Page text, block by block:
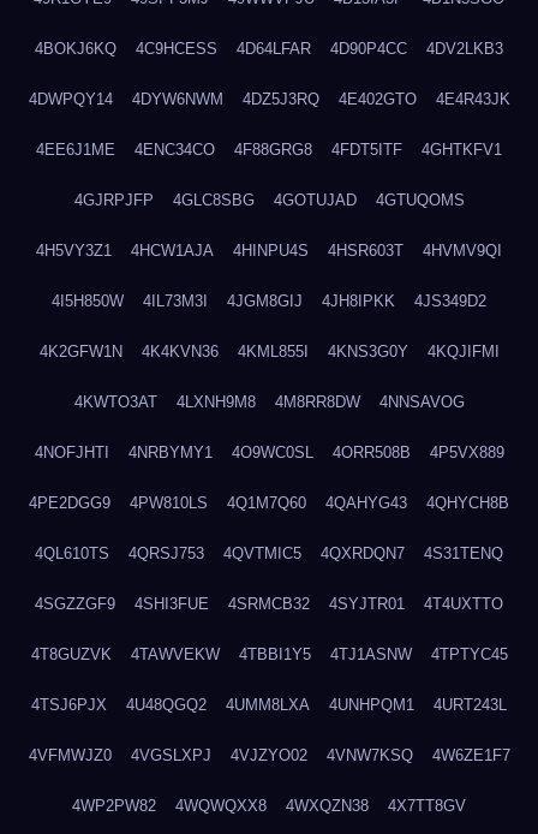
4BOKJ6KQ 4C9HCESS 4D64LFAR 4D90P4CC 4DV2LKB3
4DWPQY14 4DYW6NWM 4DZ5J3RQ 4E402GTO 4E4R43JK
4EE6J1ME 4ENC34CO 4F88GRG8 4FDT5ITF 4GHTKFV1
4GJRPJFP 4GLC8SBG 4GOTUJAD 4GTUQOMS
4H5VY3Z1 4HCW1AJA 4HINPU4S 4HSR603T 4HVMV9QI
4I5H850W 4IL73M3I 4JGM8GIJ 4JH8IPKK 4JS349D2
4K2GFW1N 4K4KVN36 4KML855I 4KNS3G0Y 4KQJIFMI
4KWTO3AT 4LXNH9M8 4M8RR8DW 4NNSAVOG
4NOFJHTI 4NRBYMY1 4O9WC0SL 4ORR508B 4P5VX889
4PE2DGG9 4PW810LS 4Q1M7Q60 4QAHYG43 4QHYCH8B
4QL610TS 4QRSJ753 4QVTMIC5 4QXRDQN7 4S31TENQ
4SGZZGF9 4SHI3FUE 4SRMCB32 4SYJTR01 4T4UXTTO
4T8GUZVK 4TAWVEKW 4TBBI1Y5 4TJ1ASNW 4TPTYC45
4TSJ6PJX 4U48QGQ2 4UMM8LXA 4UNHPQM1 4URT243L
4VFMWJZ0 4VGSLXPJ 4VJZYO02 4VNW7KSQ 4W6ZE1F7
4WP2PW82 4WQWQXX8 4WXQZN38 4X7TT8GV